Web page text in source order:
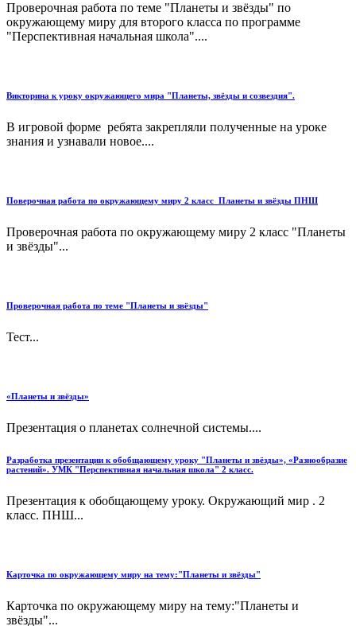
Проверочная работа по теме "Планеты и звёзды" по
окружающему миру для второго класса по программе
"Перспективная начальная школа"....
Викторина к уроку окружающего мира "Планеты, звёзды и созвездия".
В игровой форме ребята закрепляли полученные на уроке
знания и узнавали новое....
Поверочная работа по окружающему миру 2 класс_Планеты и звёзды ПНШ
Проверочная работа по окружающему миру 2 класс "Планеты
и звёзды"...
Проверочная работа по теме "Планеты и звёзды"
Тест...
«Планеты и звёзды»
Презентация о планетах солнечной системы....
Разработка презентации к обобщающему уроку "Планеты и звёзды», «Разнообразие
растений». УМК "Перспективная начальная школа" 2 класс.
Презентация к обобщающему уроку. Окружающий мир . 2
класс. ПНШ...
Карточка по окружающему миру на тему:"Планеты и звёзды"
Карточка по окружающему миру на тему:"Планеты и
звёзды"...